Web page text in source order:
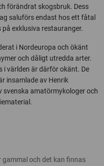
förändrat skogsbruk. Dess
saluförs endast hos ett fåtal
exklusiva restauranger.
i Nordeuropa och ökänt
och dåligt utredda arter.
i världen är därför okänt. De
insamlade av Henrik
svenska amatörmykologer och
gammal och det kan finnas